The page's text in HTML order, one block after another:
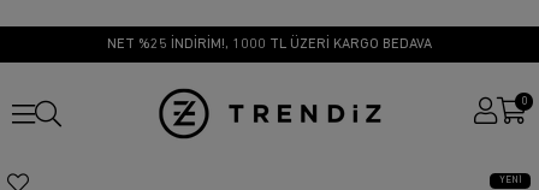
NET %25 İNDİRİM!, 1000 TL ÜZERİ KARGO BEDAVA
0
YENI